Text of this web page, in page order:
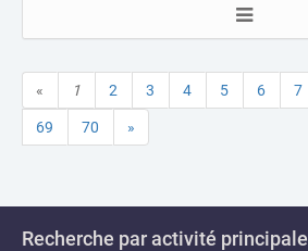
« 1 2 3 4 5 6 7
69 70 »
Recherche par activité principale